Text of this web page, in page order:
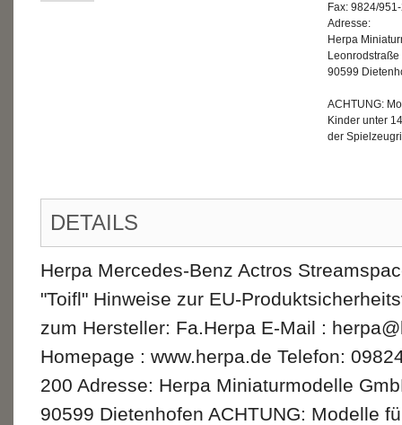
Fax: 9824/
Adresse:
Herpa
90599
ACHTUNG:
Kinder unter
der
DETAILS
Herpa Mercedes-Benz Actros
"Toifl" Hinweise zur EU-
zum Hersteller: Fa.Herpa E-Mail :
Homepage : www.herpa.de Telefon:
200 Adresse: Herpa Miniaturmodelle
90599 Dietenhofen ACHTUNG: Modelle